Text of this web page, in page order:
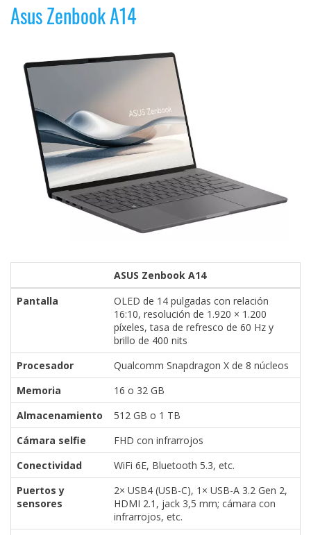
Asus Zenbook A14
ASUS Zenbook A14
Pantalla
OLED de 14 pulgadas con relación
16:10, resolución de 1.920 × 1.200
píxeles, tasa de refresco de 60 Hz y
brillo de 400 nits
Procesador
Qualcomm Snapdragon X de 8 núcleos
Memoria
16 o 32 GB
Almacenamiento
512 GB o 1 TB
Cámara selfie
FHD con infrarrojos
Conectividad
WiFi 6E, Bluetooth 5.3, etc.
Puertos y
sensores
2× USB4 (USB-C), 1× USB-A 3.2 Gen 2,
HDMI 2.1, jack 3,5 mm; cámara con
infrarrojos, etc.